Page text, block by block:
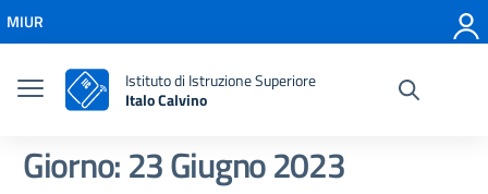
Vai al menu di navigazione
Vai al footer
MIUR
Istituto di Istruzione Superiore
Italo Calvino
Giorno:23 Giugno 2023